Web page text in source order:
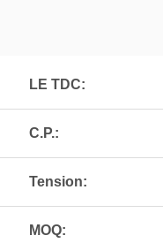
LE TDC:
C.P.:
Tension:
MOQ: